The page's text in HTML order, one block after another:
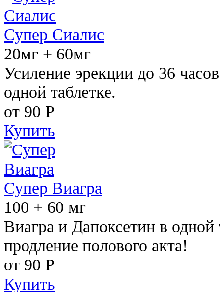
Супер Сиалис
20мг + 60мг
Усиление эрекции до 36
одной таблетке.
от 90 Р
Купить
Супер Виагра
100 + 60 мг
Виагра и Дапоксетин в одной
продление полового акта!
от 90 Р
Купить